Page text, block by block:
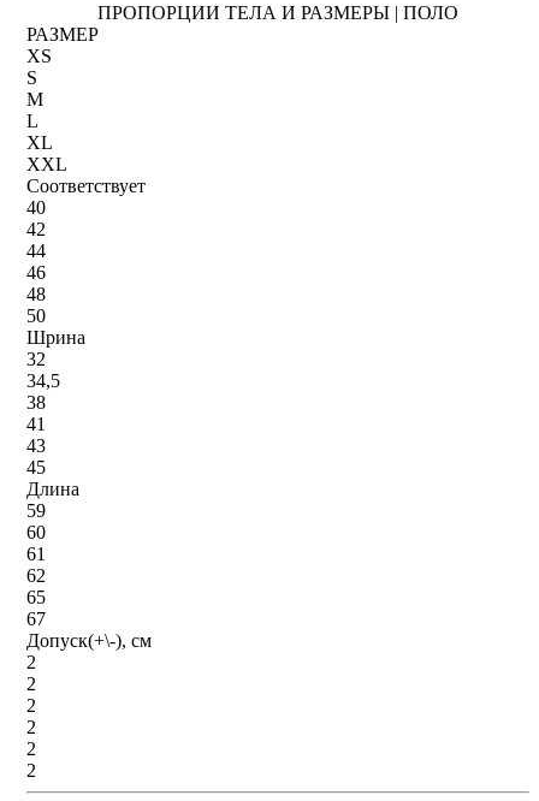
ПРОПОРЦИИ ТЕЛА И РАЗМЕРЫ | ПОЛО
РАЗМЕР
XS
S
M
L
XL
XXL
Соответствует
40
42
44
46
48
50
Шрина
32
34,5
38
41
43
45
Длина
59
60
61
62
65
67
Допуск(+\-), см
2
2
2
2
2
2